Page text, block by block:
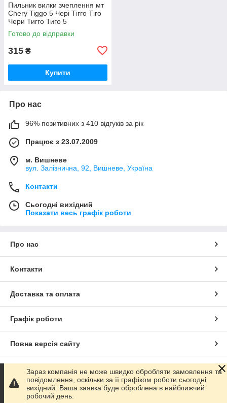
Пильник вилки зчеплення мт
Chery Tiggo 5 Чері Тігго Тіго
Чери Тигго Тиго 5
Готово до відправки
315 ₴
Купити
Про нас
96% позитивних з 410 відгуків за рік
Працює з 23.07.2009
м. Вишневе
вул. Залізнична, 92, Вишневе, Україна
Контакти
Сьогодні вихідний
Показати весь графік роботи
Про нас
Контакти
Доставка та оплата
Графік роботи
Повна версія сайту
Сайт створено на маркетплейсі Prom.ua
Політика конфіденційності
Зараз компанія не може швидко обробляти замовлення та
повідомлення, оскільки за її графіком роботи сьогодні
вихідний. Ваша заявка буде оброблена в найближчий
робочий день.